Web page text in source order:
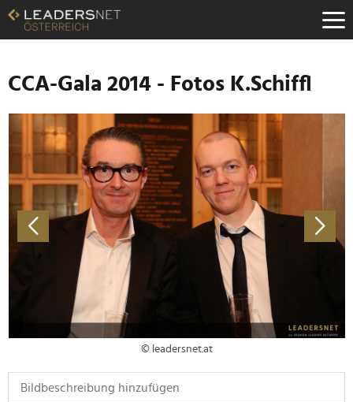
Zum
Inhalt
Zur
Navigation
Zur
Hauptnavigation
CCA-Gala 2014 - Fotos K.Schiffl
© leadersnet.at